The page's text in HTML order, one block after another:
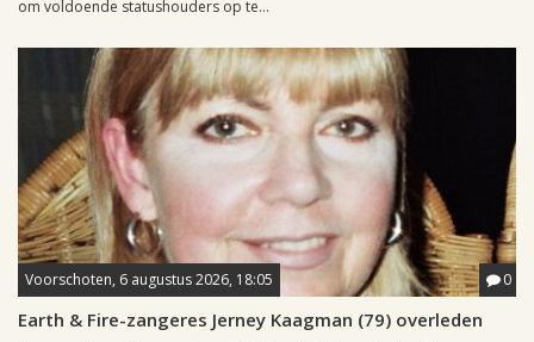
om voldoende statushouders op te...
Voorschoten, 6 augustus 2026, 18:05 0
Earth & Fire-zangeres Jerney Kaagman (79) overleden